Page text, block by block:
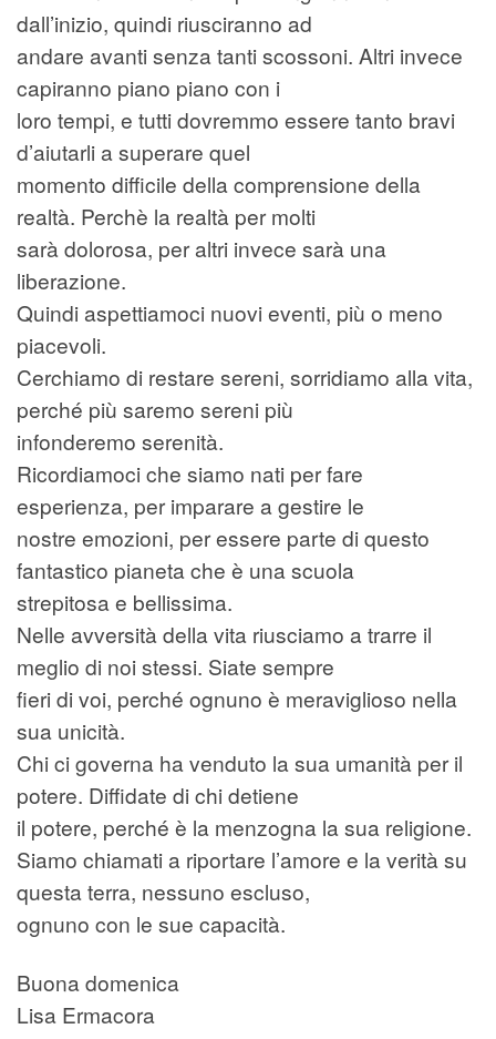
dall’inizio, quindi riusciranno ad
andare avanti senza tanti scossoni. Altri invece
capiranno piano piano con i
loro tempi, e tutti dovremmo essere tanto bravi
d’aiutarli a superare quel
momento difficile della comprensione della
realtà. Perchè la realtà per molti
sarà dolorosa, per altri invece sarà una
liberazione.
Quindi aspettiamoci nuovi eventi, più o meno
piacevoli.
Cerchiamo di restare sereni, sorridiamo alla vita,
perché più saremo sereni più
infonderemo serenità.
Ricordiamoci che siamo nati per fare
esperienza, per imparare a gestire le
nostre emozioni, per essere parte di questo
fantastico pianeta che è una scuola
strepitosa e bellissima.
Nelle avversità della vita riusciamo a trarre il
meglio di noi stessi. Siate sempre
fieri di voi, perché ognuno è meraviglioso nella
sua unicità.
Chi ci governa ha venduto la sua umanità per il
potere. Diffidate di chi detiene
il potere, perché è la menzogna la sua religione.
Siamo chiamati a riportare l’amore e la verità su
questa terra, nessuno escluso,
ognuno con le sue capacità.
Buona domenica
Lisa Ermacora